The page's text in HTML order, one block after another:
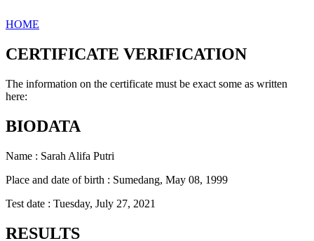
HOME
CERTIFICATE VERIFICATION
The information on the certificate must be exact some as written
here:
BIODATA
Name : Sarah Alifa Putri
Place and date of birth : Sumedang, May 08, 1999
Test date : Tuesday, July 27, 2021
RESULTS